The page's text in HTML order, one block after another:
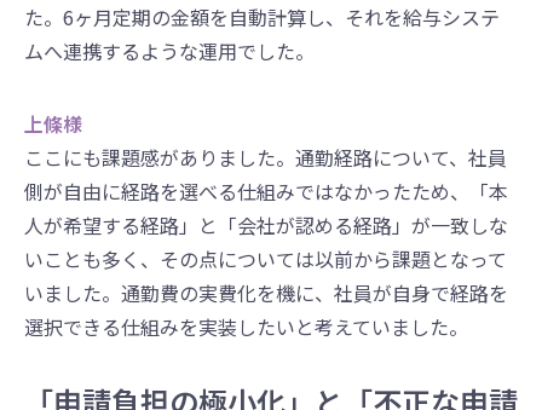
た。6ヶ月定期の金額を自動計算し、それを給与システ
ムへ連携するような運用でした。
上條様
ここにも課題感がありました。通勤経路について、社員
側が自由に経路を選べる仕組みではなかったため、「本
人が希望する経路」と「会社が認める経路」が一致しな
いことも多く、その点については以前から課題となって
いました。通勤費の実費化を機に、社員が自身で経路を
選択できる仕組みを実装したいと考えていました。
「申請負担の極小化」と「不正な申請